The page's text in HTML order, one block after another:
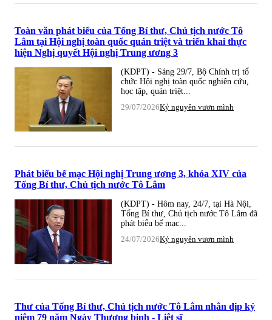
Toàn văn phát biểu của Tổng Bí thư, Chủ tịch nước Tô
Lâm tại Hội nghị toàn quốc quán triệt và triển khai thực
hiện Nghị quyết Hội nghị Trung ương 3
(KDPT) - Sáng 29/7, Bộ Chính trị tổ
chức Hội nghị toàn quốc nghiên cứu,
học tập, quán triệt...
29/07/2026Kỷ nguyên vươn mình
Phát biểu bế mạc Hội nghị Trung ương 3, khóa XIV của
Tổng Bí thư, Chủ tịch nước Tô Lâm
(KDPT) - Hôm nay, 24/7, tại Hà Nội,
Tổng Bí thư, Chủ tịch nước Tô Lâm đã
phát biểu bế mạc...
24/07/2026Kỷ nguyên vươn mình
Thư của Tổng Bí thư, Chủ tịch nước Tô Lâm nhân dịp kỷ
niệm 79 năm Ngày Thương binh - Liệt sĩ